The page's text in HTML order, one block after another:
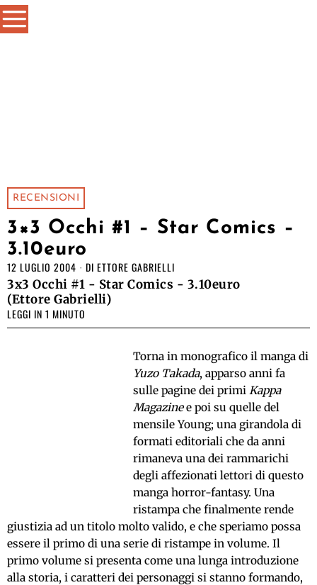
RECENSIONI
3×3 Occhi #1 – Star Comics –
3.10euro
12 LUGLIO 2004 DI ETTORE GABRIELLI
3x3 Occhi #1 - Star Comics - 3.10euro
(Ettore Gabrielli)
LEGGI IN 1 MINUTO
Torna in monografico il manga di
Yuzo Takada, apparso anni fa
sulle pagine dei primi Kappa
Magazinee poi su quelle del
mensile Young; una girandola di
formati editoriali che da anni
rimaneva una dei rammarichi
degli affezionati lettori di questo
manga horror-fantasy. Una
ristampa che finalmente rende
giustizia ad un titolo molto valido, e che speriamo possa
essere il primo di una serie di ristampe in volume. Il
primo volume si presenta come una lunga introduzione
alla storia, i caratteri dei personaggi si stanno formando,